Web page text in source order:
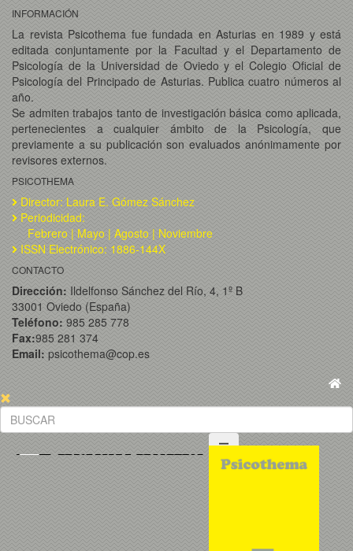
INFORMACIÓN
La revista Psicothema fue fundada en Asturias en 1989 y está
editada conjuntamente por la Facultad y el Departamento de
Psicología de la Universidad de Oviedo y el Colegio Oficial de
Psicología del Principado de Asturias. Publica cuatro números al
año.
Se admiten trabajos tanto de investigación básica como aplicada,
pertenecientes a cualquier ámbito de la Psicología, que
previamente a su publicación son evaluados anónimamente por
revisores externos.
PSICOTHEMA
Director: Laura E. Gómez Sánchez
Periodicidad:
Febrero | Mayo | Agosto | Noviembre
ISSN Electrónico: 1886-144X
CONTACTO
Dirección: Ildelfonso Sánchez del Río, 4, 1º B
33001 Oviedo (España)
Teléfono: 985 285 778
Fax:985 281 374
Email: psicothema@cop.es